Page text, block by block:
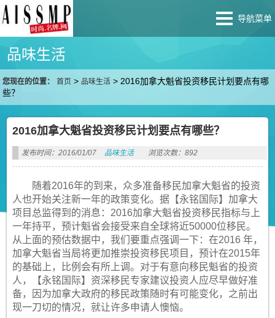
导航菜单
品味生活
您现在的位置： 首页 > 品味生活 > 2016加拿大魁省投资移民计划要点有哪
些？
2016加拿大魁省投资移民计划要点有哪些？
发布时间：2016/01/07 品味生活 浏览次数：892
随着2016年的到来，众多准备移民加拿大魁省的投资
人也开始关注新一年的政策变化。据【永铭国际】加拿大
项目总监得到的消息：2016加拿大魁省投资移民指标与上
一年持平，预计魁省会接受来自全球将近50000位移民。
从上面的预估数据中，我们要重点强调一下：在2016 年，
加拿大魁省当局将更加推崇投资移民项目，预计在2015年
的基础上，比例会有所上调。对于有意向移民魁省的投资
人，【永铭国际】资深移民专家建议投资人应尽早做好准
备，因为加拿大政府的移民政策随时有可能变化，之前出
现一刀切的情况，就让许多申请人懊恼。